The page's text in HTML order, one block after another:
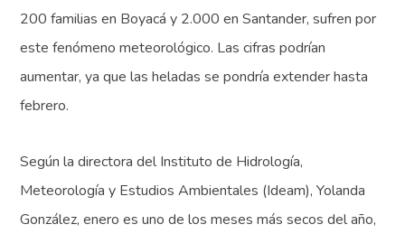
200 familias en Boyacá y 2.000 en Santander, sufren por
este fenómeno meteorológico. Las cifras podrían
aumentar, ya que las heladas se pondría extender hasta
febrero.
Según la directora del Instituto de Hidrología,
Meteorología y Estudios Ambientales (Ideam), Yolanda
González, enero es uno de los meses más secos del año,